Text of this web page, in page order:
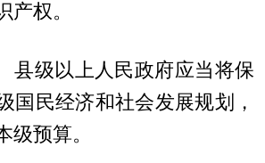
产权。
县级以上人民政府应当将保
国民经济和社会发展规划，
级预算。